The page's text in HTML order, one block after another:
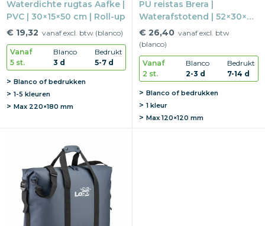
Waterdichte rugtas Aafke |
PVC | 30×15×50 cm | Roll-up
€ 19,32 vanaf excl. btw (blanco)
Vanaf
5 st.
Blanco
3 d
Bedrukt
5-7 d
Blanco of bedrukken
1-5 kleuren
Max 220×180 mm
PU reistas Brera |
Waterafstotend | 52×30×20
cm | Met binnenvak
€ 26,40 vanaf excl. btw
(blanco)
Vanaf
2 st.
Blanco
2-3 d
Bedrukt
7-14 d
Blanco of bedrukken
1 kleur
Max 120×120 mm